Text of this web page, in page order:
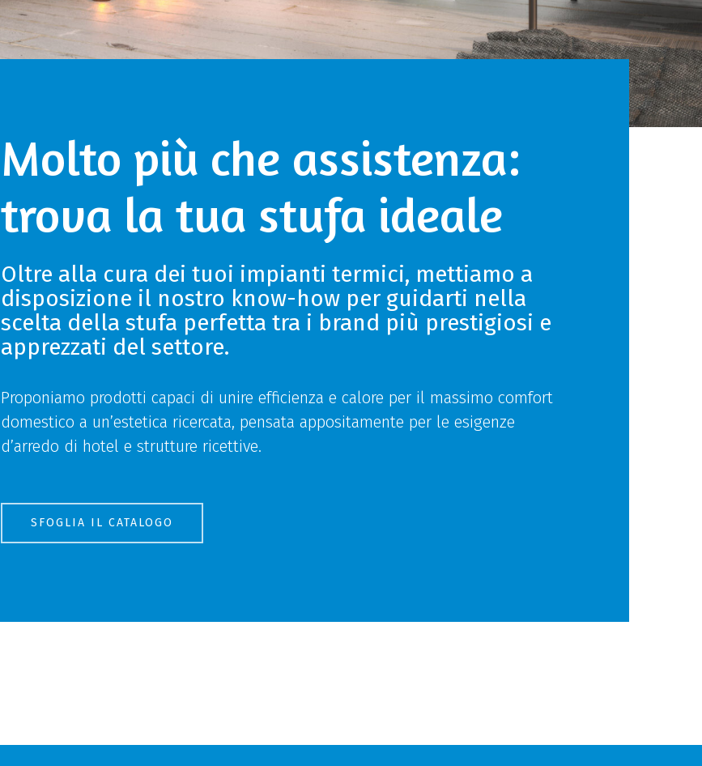
Molto più che assistenza:
trova la tua stufa ideale
Oltre alla cura dei tuoi impianti termici, mettiamo a
disposizione il nostro know-how per guidarti nella
scelta della stufa perfetta tra i brand più prestigiosi e
apprezzati del settore.
Proponiamo prodotti capaci di unire efficienza e calore per il massimo comfort
domestico a un’estetica ricercata, pensata appositamente per le esigenze
d’arredo di hotel e strutture ricettive.
SFOGLIA IL CATALOGO